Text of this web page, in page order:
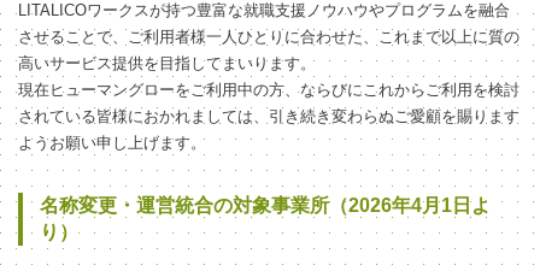
LITALICOワークスが持つ豊富な就職支援ノウハウやプログラムを融合
させることで、ご利用者様一人ひとりに合わせた、これまで以上に質の
高いサービス提供を目指してまいります。
現在ヒューマングローをご利用中の方、ならびにこれからご利用を検討
されている皆様におかれましては、引き続き変わらぬご愛顧を賜ります
ようお願い申し上げます。
名称変更・運営統合の対象事業所（2026年4月1日よ
り）